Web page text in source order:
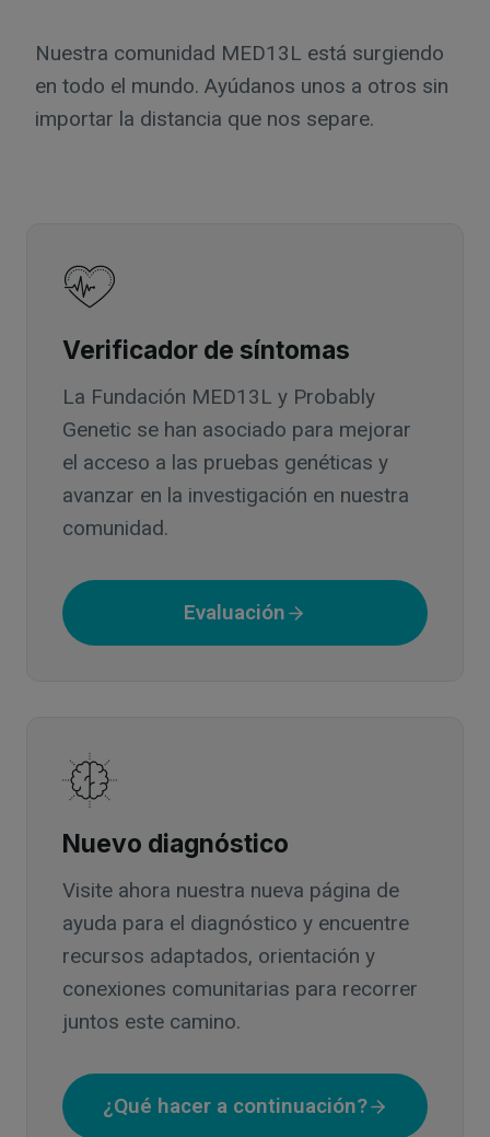
Nuestra comunidad MED13L está surgiendo
en todo el mundo. Ayúdanos unos a otros sin
importar la distancia que nos separe.
Verificador de síntomas
La Fundación MED13L y Probably
Genetic se han asociado para mejorar
el acceso a las pruebas genéticas y
avanzar en la investigación en nuestra
comunidad.
Evaluación
Nuevo diagnóstico
Visite ahora nuestra nueva página de
ayuda para el diagnóstico y encuentre
recursos adaptados, orientación y
conexiones comunitarias para recorrer
juntos este camino.
¿Qué hacer a continuación?